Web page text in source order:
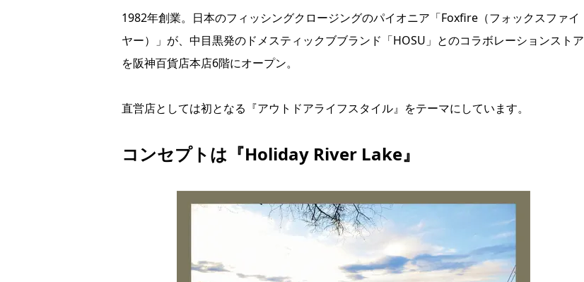
1982年創業。日本のフィッシングクロージングのパイオニア「Foxfire（フォックスファイ
ヤー）」が、中目黒発のドメスティックブブランド「HOSU」とのコラボレーションストア
を阪神百貨店本店6階にオープン。
直営店としては初となる『アウトドアライフスタイル』をテーマにしています。
コンセプトは『Holiday River Lake』